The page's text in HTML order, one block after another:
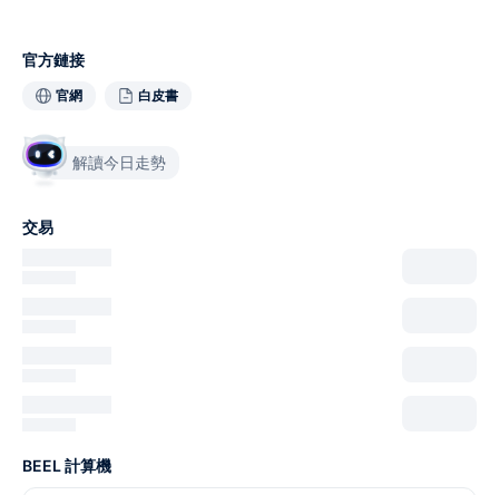
官方鏈接
官網 白皮書
解讀今日走勢
交易
BEEL 計算機